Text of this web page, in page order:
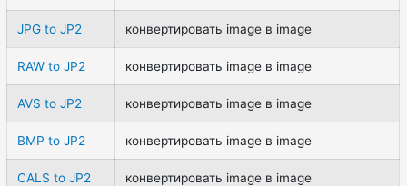
JPG to JP2 конвертировать image в image
RAW to JP2 конвертировать image в image
AVS to JP2 конвертировать image в image
BMP to JP2 конвертировать image в image
CALS to JP2 конвертировать image в image